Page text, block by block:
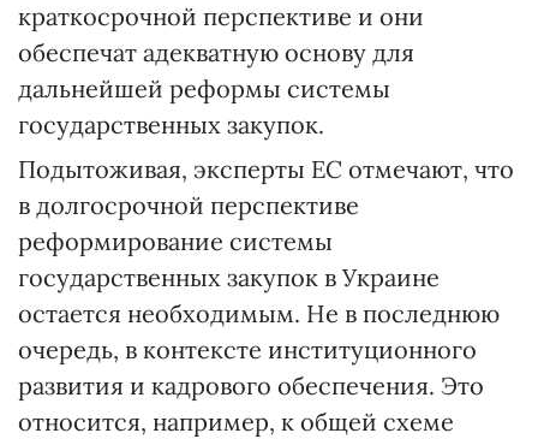
краткосрочной перспективе и они
обеспечат адекватную основу для
дальнейшей реформы системы
государственных закупок.
Подытоживая, эксперты ЕС отмечают, что
в долгосрочной перспективе
реформирование системы
государственных закупок в Украине
остается необходимым. Не в последнюю
очередь, в контексте институционного
развития и кадрового обеспечения. Это
относится, например, к общей схеме